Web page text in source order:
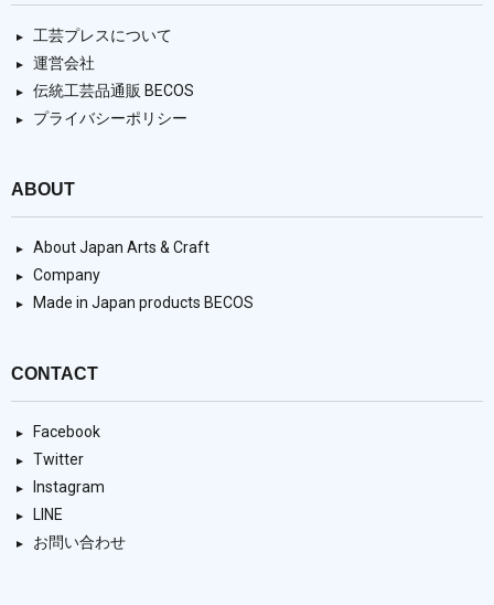
工芸プレスについて
運営会社
伝統工芸品通販 BECOS
プライバシーポリシー
ABOUT
About Japan Arts & Craft
Company
Made in Japan products BECOS
CONTACT
Facebook
Twitter
Instagram
LINE
お問い合わせ